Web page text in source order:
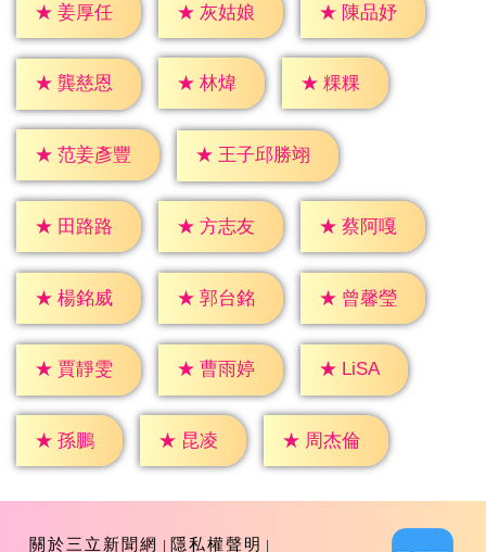
★ 姜厚任 ★ 灰姑娘 ★ 陳品妤
★ 龔慈恩 ★ 林煒 ★ 粿粿
★ 范姜彥豐 ★ 王子邱勝翊
★ 田路路 ★ 方志友 ★ 蔡阿嘎
★ 楊銘威 ★ 郭台銘 ★ 曾馨瑩
★ 賈靜雯 ★ 曹雨婷 ★ LiSA
★ 孫鵬 ★ 昆凌 ★ 周杰倫
關於三立新聞網 隱私權聲明